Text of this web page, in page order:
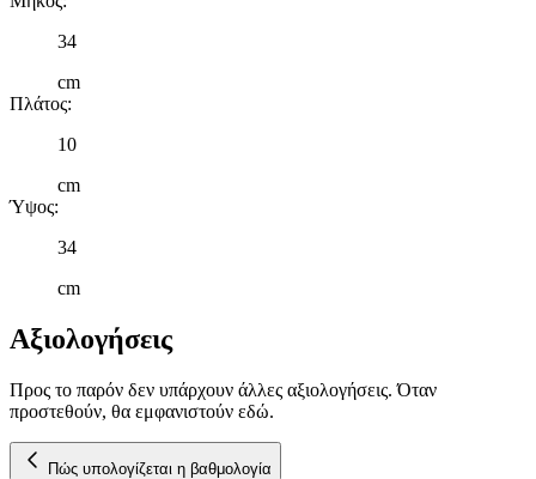
34
cm
Πλάτος:
10
cm
Ύψος:
34
cm
Αξιολογήσεις
Προς το παρόν δεν υπάρχουν άλλες αξιολογήσεις. Όταν
προστεθούν, θα εμφανιστούν εδώ.
Πώς υπολογίζεται η βαθμολογία